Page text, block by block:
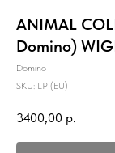
ANIMAL
Domino)
Domino
SKU: LP (EU)
3400,00 р.